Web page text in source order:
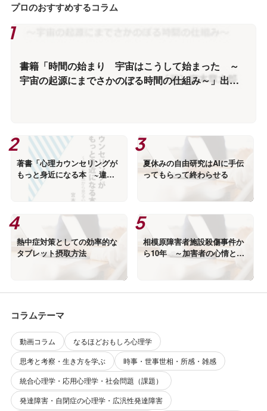
プロのおすすめするコラム
書籍「時間の始まり 宇宙はこうして始まった ～
宇宙の起源にまでさかのぼる時間の仕組み～」出版
著書「心理カウンセリングが
もっと身近になる本 ~違っ
た視点から見る心理学~」出
版のお知らせ
夏休みの自由研究はAIに手伝
ってもらって終わらせる
熱中症対策としての効率的な
タブレット摂取方法
相模原障害者施設殺傷事件か
ら10年 ～加害者の心情と優
コラムテーマ
動画コラム
なるほどおもしろ心理学
思考と考察・生き方を学ぶ
時事・世事世相・所感・雑感
統合心理学・応用心理学・社会問題（課題）
発達障害・自閉症の心理学・広汎性発達障害